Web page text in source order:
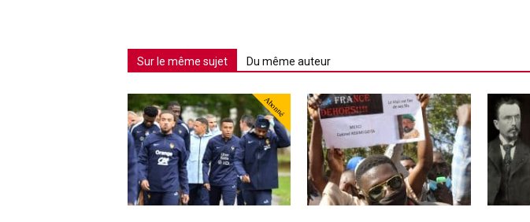
Sur le même sujet Du même auteur
Abonné